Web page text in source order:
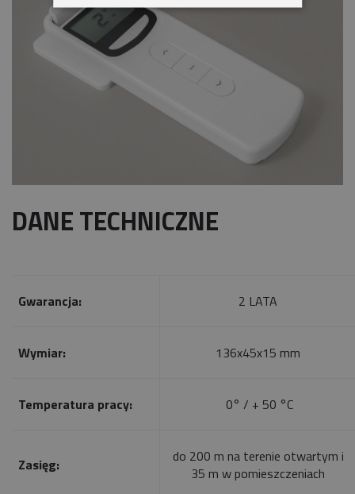
DANE TECHNICZNE
Gwarancja: 2 LATA
Wymiar: 136x45x15 mm
Temperatura pracy: 0° / + 50 °C
Zasięg:
do 200 m na terenie otwartym i
35 m w pomieszczeniach